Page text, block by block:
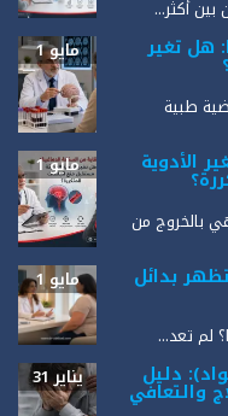
بين أكثر...
هل تغير
مايو 1
طبية
الأدوية
مايو 1
بالخروج من
بدائل
مايو 1
لم تعد...
دليل
والتعافي
يناير 31